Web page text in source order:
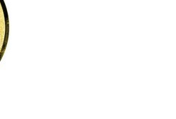
info@sportserleg.hu
régi és új ügyfeleink
kulcsszerviz@tiszanet.hu